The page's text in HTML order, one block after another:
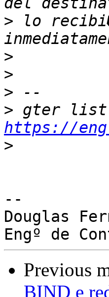
> lo
>
>
>
>
https://
>
--
Douglas
Previous
BIND e